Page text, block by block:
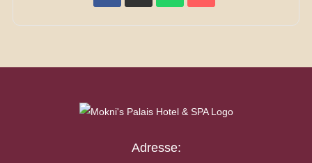
Adresse: